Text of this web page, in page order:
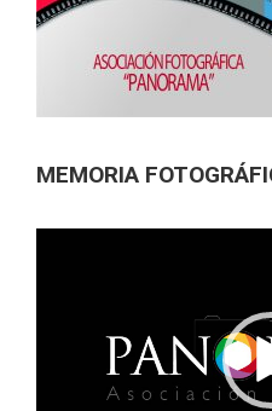
MEMORIA